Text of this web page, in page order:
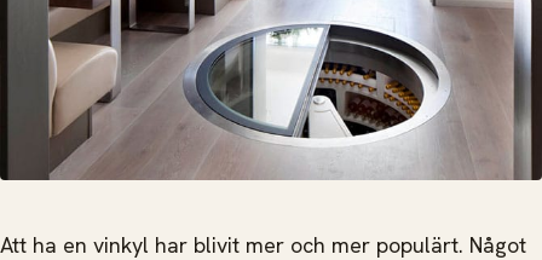
Att ha en vinkyl har blivit mer och mer populärt. Något